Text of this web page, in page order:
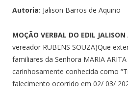
Autoria: Jalison Barros de Aquino
MOÇÃO VERBAL DO EDIL
vereador RUBENS SOUZA)Que
familiares da Senhora MARIA ARITA
carinhosamente conhecida como
falecimento ocorrido em 02/ 03/